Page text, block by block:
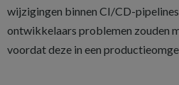
wijzigingen binnen CI/CD-
ontwikkelaars problemen zouden
voordat deze in een